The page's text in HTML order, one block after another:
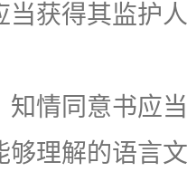
当获得其监护
知情同意书应
够理解的语言